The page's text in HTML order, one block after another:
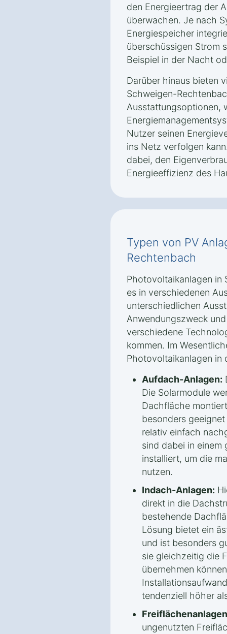
den Energieertrag der
überwachen. Je nach
Energiespeicher
überschüssigen Strom
Beispiel in der Nacht
Darüber hinaus bieten
Schweigen-
Ausstattungsoptionen,
Nutzer seinen
ins Netz verfolgen
dabei, den
Energieeffizienz des
Typen von PV
Rechtenbach
Photovoltaikanlagen in
es in verschiedenen
unterschiedlichen
Anwendungszweck
verschiedene
kommen. Im
Photovoltaikanlagen in
Aufdach-Anlagen:
Die Solarmodule
Dachfläche
besonders
relativ einfach
sind dabei in einem
installiert, um die
nutzen.
Indach-Anlagen:
direkt in die
bestehende
Lösung bietet ein
und ist besonders
sie gleichzeitig die
übernehmen
tendenziell höher
ungenutzten